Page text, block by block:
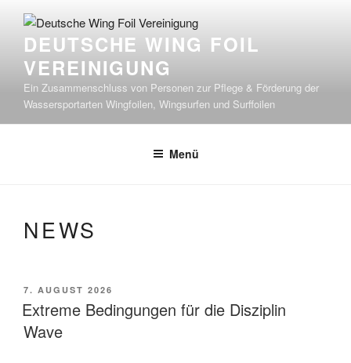
Inhalt
springenDEUTSCHE WING FOIL
VEREINIGUNG
Ein Zusammenschluss von Personen zur Pflege & Förderung der
Wassersportarten Wingfoilen, Wingsurfen und Surffoilen
Menü
NEWS
VERÖFFENTLICHT
AM
7. AUGUST 2026
Extreme Bedingungen für die Disziplin
Wave